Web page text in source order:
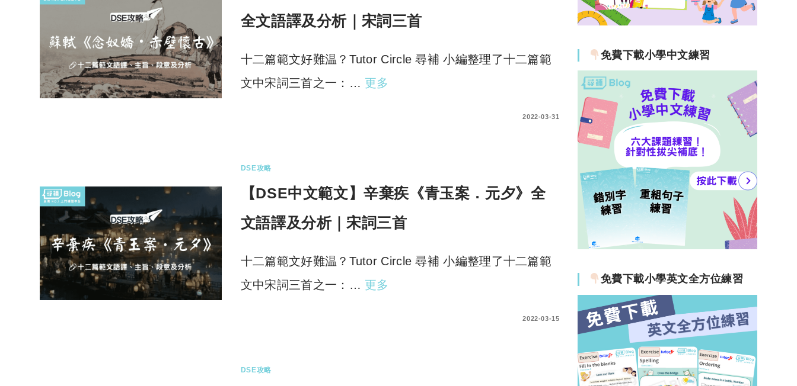
全文語譯及分析｜宋詞三首
十二篇範文好難温？Tutor Circle 尋補 小編整理了十二篇範
文中宋詞三首之一：… 更多
2022-03-31
DSE攻略
【DSE中文範文】辛棄疾《青玉案．元夕》全
文語譯及分析｜宋詞三首
十二篇範文好難温？Tutor Circle 尋補 小編整理了十二篇範
文中宋詞三首之一：… 更多
2022-03-15
DSE攻略
免費下載小學中文練習
免費下載小學英文全方位練習